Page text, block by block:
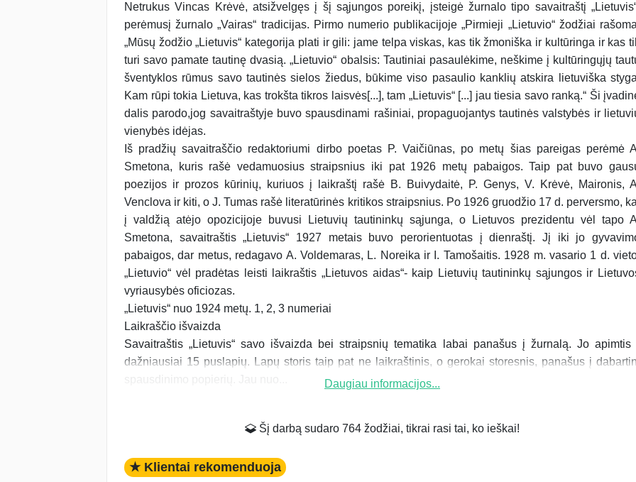
Netrukus Vincas Krėvė, atsižvelgęs į šį sąjungos poreikį, įsteigė žurnalo tipo savaitraštį
perėmusį žurnalo „Vairas“ tradicijas. Pirmo numerio publikacijoje „Pirmieji „Lietuvio“ žodžiai
„Mūsų žodžio „Lietuvis“ kategorija plati ir gili: jame telpa viskas, kas tik žmoniška ir kultūringa ir kas
turi savo pamate tautinę dvasią. „Lietuvio“ obalsis: Tautiniai pasaulėkime, neškime į kultūringųjų
šventyklos rūmus savo tautinės sielos žiedus, būkime viso pasaulio kanklių atskira lietuviška
Kam rūpi tokia Lietuva, kas trokšta tikros laisvės[...], tam „Lietuvis“ [...] jau tiesia savo ranką.“ Ši
dalis parodo,jog savaitraštyje buvo spausdinami rašiniai, propaguojantys tautinės valstybės ir
vienybės idėjas.
Iš pradžių savaitraščio redaktoriumi dirbo poetas P. Vaičiūnas, po metų šias pareigas perėmė
Smetona, kuris rašė vedamuosius straipsnius iki pat 1926 metų pabaigos. Taip pat buvo
poezijos ir prozos kūrinių, kuriuos į laikraštį rašė B. Buivydaitė, P. Genys, V. Krėvė, Maironis,
Venclova ir kiti, o J. Tumas rašė literatūrinės kritikos straipsnius. Po 1926 gruodžio 17 d. perversmo,
į valdžią atėjo opozicijoje buvusi Lietuvių tautininkų sąjunga, o Lietuvos prezidentu vėl tapo
Smetona, savaitraštis „Lietuvis“ 1927 metais buvo perorientuotas į dienraštį. Jį iki jo
pabaigos, dar metus, redagavo A. Voldemaras, L. Noreika ir I. Tamošaitis. 1928 m. vasario 1 d.
„Lietuvio“ vėl pradėtas leisti laikraštis „Lietuvos aidas“- kaip Lietuvių tautininkų sąjungos ir
vyriausybės oficiozas.
„Lietuvis“ nuo 1924 metų. 1, 2, 3 numeriai
Laikraščio išvaizda
Savaitraštis „Lietuvis“ savo išvaizda bei straipsnių tematika labai panašus į žurnalą. Jo apimtis
dažniausiai 15 puslapių. Lapų storis taip pat ne laikraštinis, o gerokai storesnis, panašus į
Daugiau informacijos...
Šį darbą sudaro 764 žodžiai, tikrai rasi tai, ko ieškai!
★ Klientai rekomenduoja